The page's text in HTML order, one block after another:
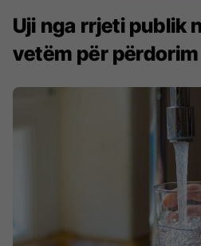
Uji nga rrjeti publik
vetëm për